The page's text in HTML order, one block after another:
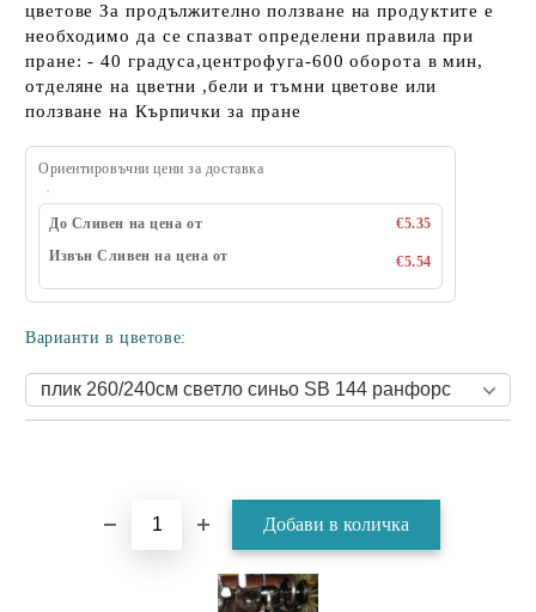
цветове За продължително ползване на продуктите е
необходимо да се спазват определени правила при
пране: - 40 градуса,центрофуга-600 оборота в мин,
отделяне на цветни ,бели и тъмни цветове или
ползване на Кърпички за пране
Ориентировъчни цени за доставка
До Сливен на цена от
€5.35
Извън Сливен на цена от
€5.54
Варианти в цветове: